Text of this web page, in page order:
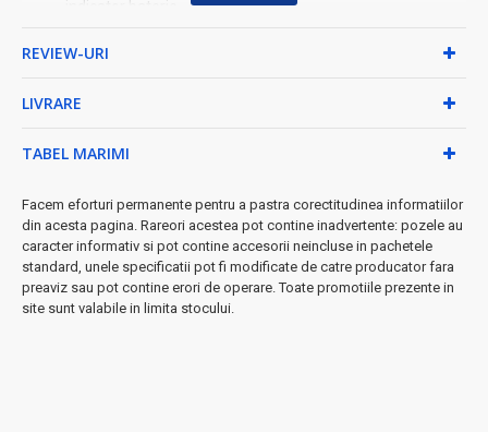
•Design elegant alb
– se integrează perfect în orice baie
Tehnologie smart:
conectivitate aplicație pentru analiză
➤ Beneficii exclusive:Monitorizare continuă a progresului,
sincronizare automată cu smartphone-ul, rapoarte detaliate
pentru un stil de viață sănătos.
◆ Perfect pentru:programele de fitness, monitorizarea
medicală, controlul greutății, utilizarea familială.
REVIEW-URI
LIVRARE
TABEL MARIMI
Facem eforturi permanente pentru a pastra corectitudinea informatiilor
din acesta pagina. Rareori acestea pot contine inadvertente: pozele au
caracter informativ si pot contine accesorii neincluse in pachetele
standard, unele specificatii pot fi modificate de catre producator fara
preaviz sau pot contine erori de operare. Toate promotiile prezente in
site sunt valabile in limita stocului.